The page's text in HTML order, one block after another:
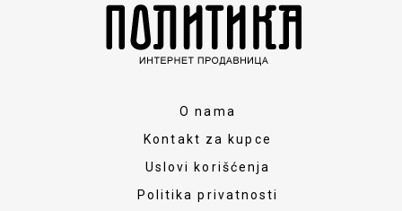
O nama
Kontakt za kupce
Uslovi korišćenja
Politika privatnosti